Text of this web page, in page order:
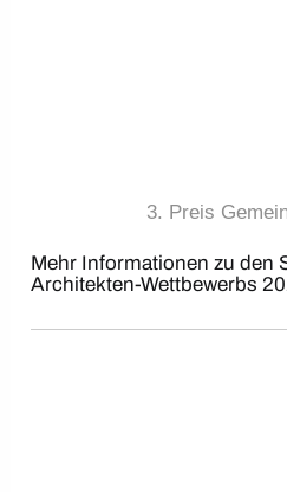
3. Preis
Mehr Informationen zu den
Architekten-Wettbewerbs